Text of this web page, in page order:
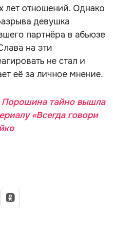
лет отношений. Однако
девушка
партнёра в абьюзе
на эти
не стал и
её за личное мнение.
тайно вышла
«Всегда говори